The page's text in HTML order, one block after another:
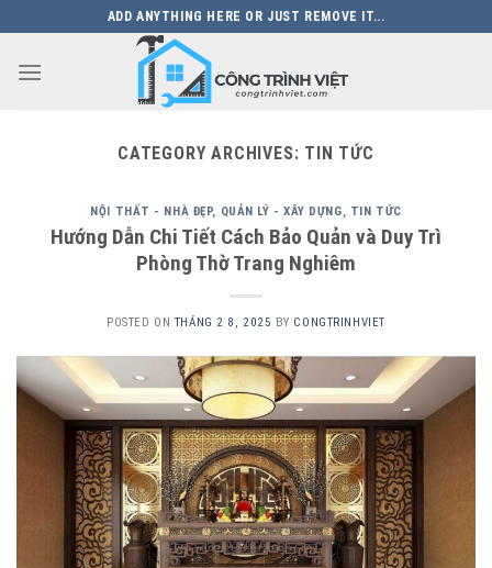
to
content
ADD ANYTHING HERE OR JUST REMOVE IT...
CATEGORY ARCHIVES: TIN TỨC
NỘI THẤT - NHÀ ĐẸP, QUẢN LÝ - XÂY DỰNG, TIN TỨC
Hướng Dẫn Chi Tiết Cách Bảo Quản và Duy Trì
Phòng Thờ Trang Nghiêm
POSTED ON THÁNG 2 8, 2025 BY CONGTRINHVIET